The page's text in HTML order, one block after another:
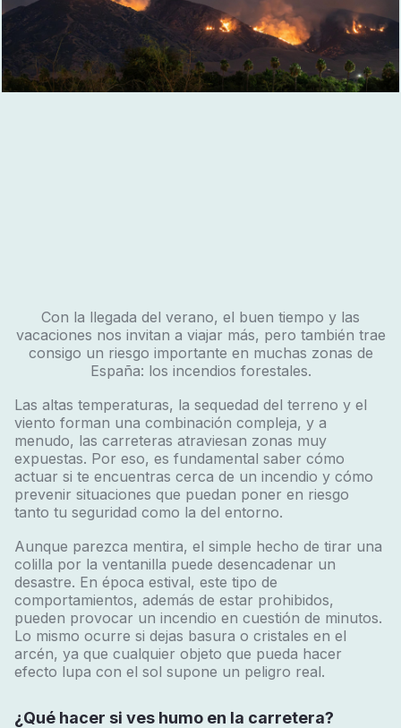
Con la llegada del verano, el buen tiempo y las
vacaciones nos invitan a viajar más, pero también trae
consigo un riesgo importante en muchas zonas de
España: los incendios forestales.
Las altas temperaturas, la sequedad del terreno y el
viento forman una combinación compleja, y a
menudo, las carreteras atraviesan zonas muy
expuestas. Por eso, es fundamental saber cómo
actuar si te encuentras cerca de un incendio y cómo
prevenir situaciones que puedan poner en riesgo
tanto tu seguridad como la del entorno.
Aunque parezca mentira, el simple hecho de tirar una
colilla por la ventanilla puede desencadenar un
desastre. En época estival, este tipo de
comportamientos, además de estar prohibidos,
pueden provocar un incendio en cuestión de minutos.
Lo mismo ocurre si dejas basura o cristales en el
arcén, ya que cualquier objeto que pueda hacer
efecto lupa con el sol supone un peligro real.
¿Qué hacer si ves humo en la carretera?